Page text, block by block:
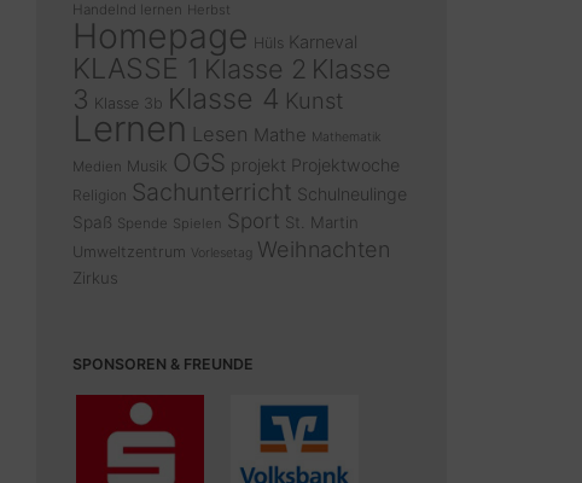
Handelnd lernen Herbst
Homepage Hüls Karneval
KLASSE 1 Klasse 2 Klasse
3 Klasse 3b Klasse 4 Kunst
Lernen Lesen Mathe Mathematik
Medien Musik OGS projekt Projektwoche
Religion Sachunterricht Schulneulinge
Spaß Spende Spielen Sport St. Martin
Umweltzentrum Vorlesetag Weihnachten
Zirkus
SPONSOREN & FREUNDE